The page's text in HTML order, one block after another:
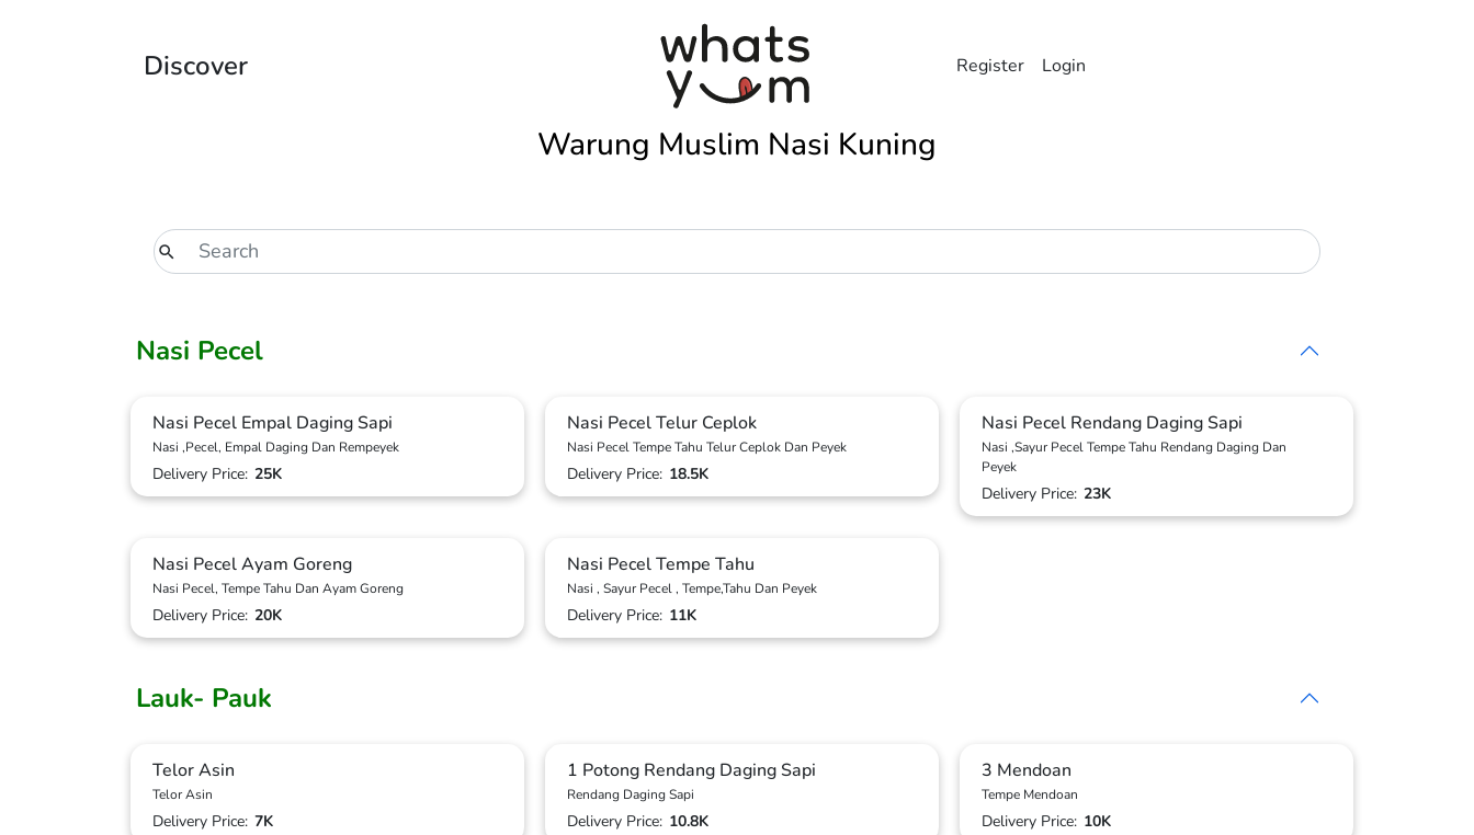
Discover Register Login
Warung Muslim Nasi Kuning
Nasi Pecel
Nasi Pecel Empal Daging Sapi
Nasi ,Pecel, Empal Daging Dan Rempeyek
Delivery Price: 25K
Nasi Pecel Telur Ceplok
Nasi Pecel Tempe Tahu Telur Ceplok Dan Peyek
Delivery Price: 18.5K
Nasi Pecel Rendang Daging Sapi
Nasi ,Sayur Pecel Tempe Tahu Rendang Daging Dan
Peyek
Delivery Price: 23K
Nasi Pecel Ayam Goreng
Nasi Pecel, Tempe Tahu Dan Ayam Goreng
Delivery Price: 20K
Nasi Pecel Tempe Tahu
Nasi , Sayur Pecel , Tempe,Tahu Dan Peyek
Delivery Price: 11K
Lauk- Pauk
Telor Asin
Telor Asin
Delivery Price: 7K
1 Potong Rendang Daging Sapi
Rendang Daging Sapi
Delivery Price: 10.8K
3 Mendoan
Tempe Mendoan
Delivery Price: 10K